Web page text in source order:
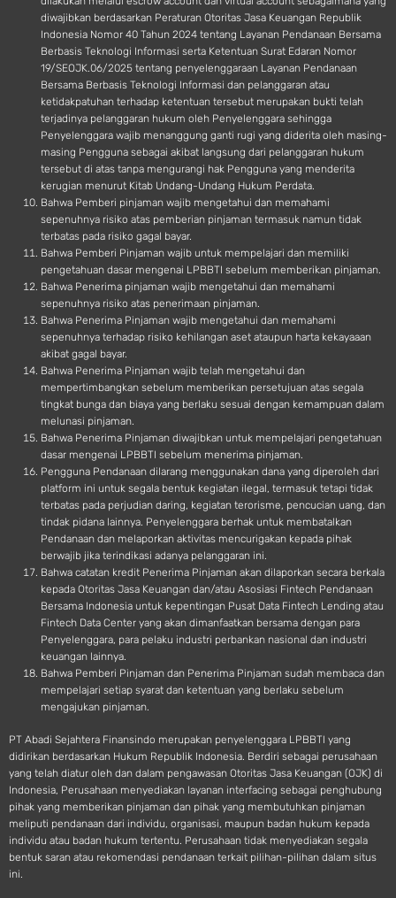
diwajibkan berdasarkan Peraturan Otoritas Jasa Keuangan Republik
Indonesia Nomor 40 Tahun 2024 tentang Layanan Pendanaan Bersama
Berbasis Teknologi Informasi serta Ketentuan Surat Edaran Nomor
19/SEOJK.06/2025 tentang penyelenggaraan Layanan Pendanaan
Bersama Berbasis Teknologi Informasi dan pelanggaran atau
ketidakpatuhan terhadap ketentuan tersebut merupakan bukti telah
terjadinya pelanggaran hukum oleh Penyelenggara sehingga
Penyelenggara wajib menanggung ganti rugi yang diderita oleh masing-
masing Pengguna sebagai akibat langsung dari pelanggaran hukum
tersebut di atas tanpa mengurangi hak Pengguna yang menderita
kerugian menurut Kitab Undang-Undang Hukum Perdata.
Bahwa Pemberi pinjaman wajib mengetahui dan memahami
sepenuhnya risiko atas pemberian pinjaman termasuk namun tidak
terbatas pada risiko gagal bayar.
Bahwa Pemberi Pinjaman wajib untuk mempelajari dan memiliki
pengetahuan dasar mengenai LPBBTI sebelum memberikan pinjaman.
Bahwa Penerima pinjaman wajib mengetahui dan memahami
sepenuhnya risiko atas penerimaan pinjaman.
Bahwa Penerima Pinjaman wajib mengetahui dan memahami
sepenuhnya terhadap risiko kehilangan aset ataupun harta kekayaaan
akibat gagal bayar.
Bahwa Penerima Pinjaman wajib telah mengetahui dan
mempertimbangkan sebelum memberikan persetujuan atas segala
tingkat bunga dan biaya yang berlaku sesuai dengan kemampuan dalam
melunasi pinjaman.
Bahwa Penerima Pinjaman diwajibkan untuk mempelajari pengetahuan
dasar mengenai LPBBTI sebelum menerima pinjaman.
Pengguna Pendanaan dilarang menggunakan dana yang diperoleh dari
platform ini untuk segala bentuk kegiatan ilegal, termasuk tetapi tidak
terbatas pada perjudian daring, kegiatan terorisme, pencucian uang, dan
tindak pidana lainnya. Penyelenggara berhak untuk membatalkan
Pendanaan dan melaporkan aktivitas mencurigakan kepada pihak
berwajib jika terindikasi adanya pelanggaran ini.
Bahwa catatan kredit Penerima Pinjaman akan dilaporkan secara berkala
kepada Otoritas Jasa Keuangan dan/atau Asosiasi Fintech Pendanaan
Bersama Indonesia untuk kepentingan Pusat Data Fintech Lending atau
Fintech Data Center yang akan dimanfaatkan bersama dengan para
Penyelenggara, para pelaku industri perbankan nasional dan industri
keuangan lainnya.
Bahwa Pemberi Pinjaman dan Penerima Pinjaman sudah membaca dan
mempelajari setiap syarat dan ketentuan yang berlaku sebelum
mengajukan pinjaman.
PT Abadi Sejahtera Finansindo merupakan penyelenggara LPBBTI yang
didirikan berdasarkan Hukum Republik Indonesia. Berdiri sebagai perusahaan
yang telah diatur oleh dan dalam pengawasan Otoritas Jasa Keuangan (OJK) di
Indonesia, Perusahaan menyediakan layanan interfacing sebagai penghubung
pihak yang memberikan pinjaman dan pihak yang membutuhkan pinjaman
meliputi pendanaan dari individu, organisasi, maupun badan hukum kepada
individu atau badan hukum tertentu. Perusahaan tidak menyediakan segala
bentuk saran atau rekomendasi pendanaan terkait pilihan-pilihan dalam situs
ini.